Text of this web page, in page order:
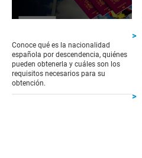
of
3
minutes,
51
seconds
Conoce qué es la nacionalidad
española por descendencia, quiénes
pueden obtenerla y cuáles son los
requisitos necesarios para su
obtención.